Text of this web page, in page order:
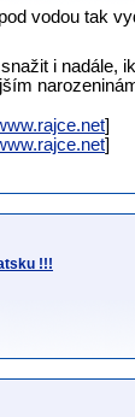
vodou tak
i nadále,
]
]
!!!